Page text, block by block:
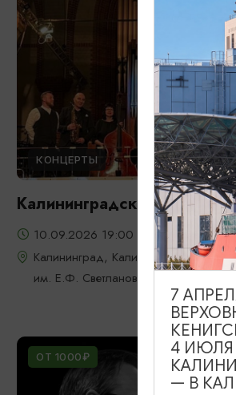
КОНЦЕРТЫ
Калининградский регтайм
10.09.2026 19:00
Калининград, Калининградская
им. Е.Ф. Светланова
ОТ 1000₽
7
4 ИЮЛЯ
— В